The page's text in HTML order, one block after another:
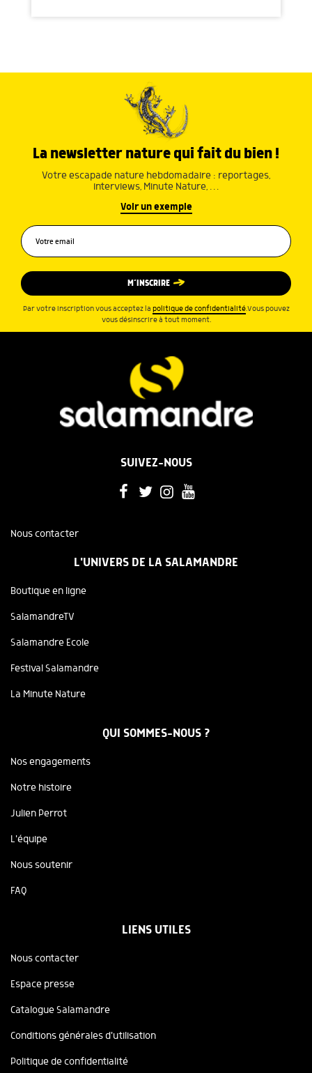
La newsletter nature qui fait du bien !
Votre escapade nature hebdomadaire : reportages,
interviews, Minute Nature, …
Voir un exemple
M’INSCRIRE
Par votre inscription vous acceptez la politique de confidentialité.Vous pouvez
vous désinscrire à tout moment.
SUIVEZ-NOUS
Nous contacter
L'UNIVERS DE LA SALAMANDRE
Boutique en ligne
SalamandreTV
Salamandre Ecole
Festival Salamandre
La Minute Nature
QUI SOMMES-NOUS ?
Nos engagements
Notre histoire
Julien Perrot
L'équipe
Nous soutenir
FAQ
LIENS UTILES
Nous contacter
Espace presse
Catalogue Salamandre
Conditions générales d'utilisation
Politique de confidentialité